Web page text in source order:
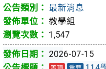
最新消息
教學組
1,547
2026-07-15